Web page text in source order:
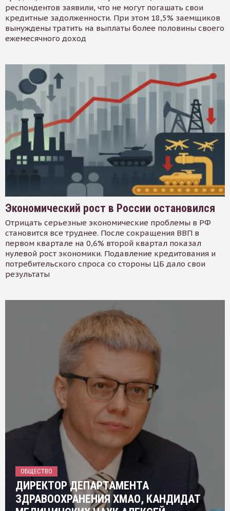
респондентов заявили, что не могут погашать свои
кредитные задолженности. При этом 18,5% заемщиков
вынуждены тратить на выплаты более половины своего
ежемесячного доход
Экономический рост в России остановился
Отрицать серьезные экономические проблемы в РФ
становится все труднее. После сокращения ВВП в
первом квартале на 0,6% второй квартал показал
нулевой рост экономики. Подавление кредитования и
потребительского спроса со стороны ЦБ дало свои
результаты
ОБЩЕСТВО
ДИРЕКТОР ДЕПАРТАМЕНТА
ЗДРАВООХРАНЕНИЯ ХМАО, КАНДИДАТ